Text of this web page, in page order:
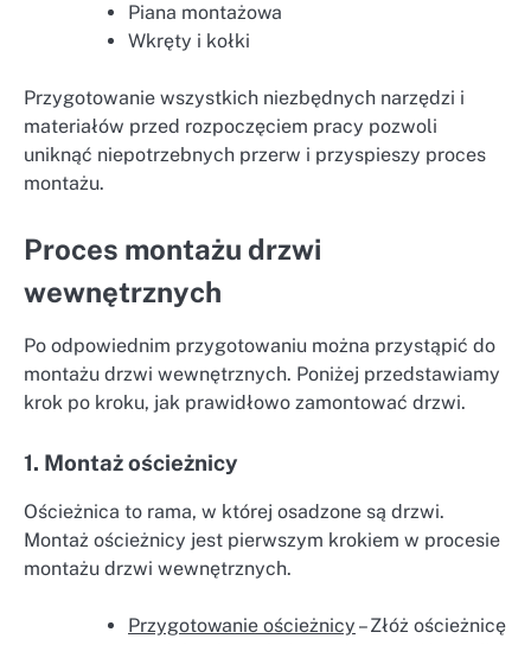
Piana montażowa
Wkręty i kołki
Przygotowanie wszystkich niezbędnych narzędzi i
materiałów przed rozpoczęciem pracy pozwoli
uniknąć niepotrzebnych przerw i przyspieszy proces
montażu.
Proces montażu drzwi
wewnętrznych
Po odpowiednim przygotowaniu można przystąpić do
montażu drzwi wewnętrznych. Poniżej przedstawiamy
krok po kroku, jak prawidłowo zamontować drzwi.
1. Montaż ościeżnicy
Ościeżnica to rama, w której osadzone są drzwi.
Montaż ościeżnicy jest pierwszym krokiem w procesie
montażu drzwi wewnętrznych.
Przygotowanie ościeżnicy – Złóż ościeżnicę